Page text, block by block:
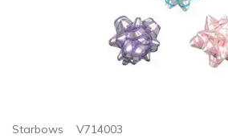
Starbows V714003